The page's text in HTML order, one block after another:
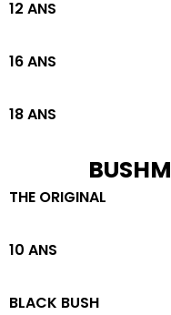
12 ANS
16 ANS
18 ANS
THE ORIGINAL
10 ANS
BLACK BUSH